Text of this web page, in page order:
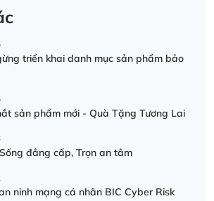
triển khai danh mục sản phẩm bảo
sản phẩm mới - Quà Tặng Tương Lai
đẳng cấp, Trọn an tâm
ninh mạng cá nhân BIC Cyber Risk